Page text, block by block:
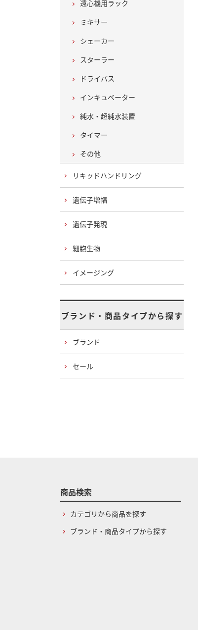
遠心機用ラック
ミキサー
シェーカー
スターラー
ドライバス
インキュベーター
純水・超純水装置
タイマー
その他
リキッドハンドリング
遺伝子増幅
遺伝子発現
細胞生物
イメージング
ブランド・商品タイプから探す
ブランド
セール
商品検索
カテゴリから商品を探す
ブランド・商品タイプから探す